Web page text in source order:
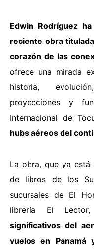
Edwin Rodríguez
reciente obra
corazón de las
ofrece una mirada
historia,
proyecciones y
Internacional de
hubs aéreos del
La obra, que ya está
de libros de los
sucursales de El
librería El
significativos del
vuelos en Panamá